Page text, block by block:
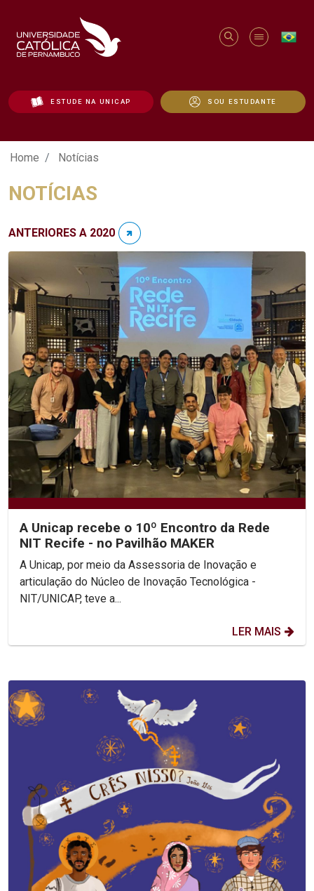
ESTUDE NA UNICAP SOU ESTUDANTE
Notícias - Unicap
Home Notícias
NOTÍCIAS
ANTERIORES A 2020
A Unicap recebe o 10º Encontro da Rede
NIT Recife - no Pavilhão MAKER
A Unicap, por meio da Assessoria de Inovação e
articulação do Núcleo de Inovação Tecnológica -
NIT/UNICAP, teve a...
LER MAIS